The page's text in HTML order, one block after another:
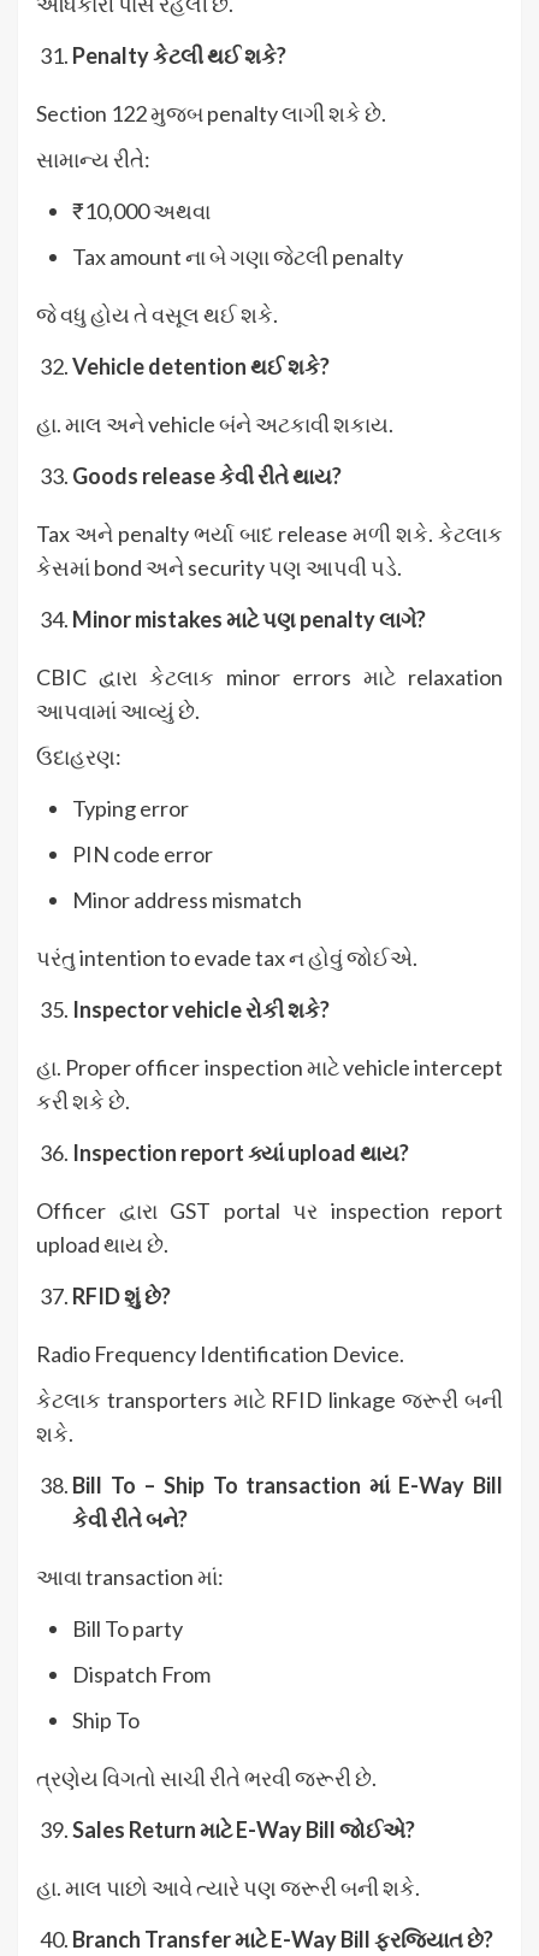
Penaltyકેટલી થઈ શકે?
Section 122 મુજબ penalty લાગી શકે છે.
સામાન્ય રીતે:
₹10,000 અથવા
Tax amount ના બે ગણા જેટલી penalty
જે વધુ હોય તે વસૂલ થઈ શકે.
Vehicle detentionથઈ શકે?
હા. માલ અને vehicle બંને અટકાવી શકાય.
Goods releaseકેવી રીતે થાય?
Tax અને penalty ભર્યા બાદ release મળી શકે. કેટલાક
કેસમાં bond અને security પણ આપવી પડે.
Minor mistakesમાટે પણ penaltyલાગે?
CBIC દ્વારા કેટલાક minor errors માટે relaxation
આપવામાં આવ્યું છે.
ઉદાહરણ:
Typing error
PIN code error
Minor address mismatch
પરંતુ intention to evade tax ન હોવું જોઈએ.
Inspector vehicleરોકી શકે?
હા. Proper officer inspection માટે vehicle intercept
કરી શકે છે.
Inspection reportક્યાં uploadથાય?
Officer દ્વારા GST portal પર inspection report
upload થાય છે.
RFIDશું છે?
Radio Frequency Identification Device.
કેટલાક transporters માટે RFID linkage જરૂરી બની
શકે.
Bill To – Ship To transactionમાં E-Way Bill
કેવી રીતે બને?
આવા transaction માં:
Bill To party
Dispatch From
Ship To
ત્રણેય વિગતો સાચી રીતે ભરવી જરૂરી છે.
Sales Returnમાટે E-Way Billજોઈએ?
હા. માલ પાછો આવે ત્યારે પણ જરૂરી બની શકે.
Branch Transferમાટે E-Way Billફરજિયાત છે?